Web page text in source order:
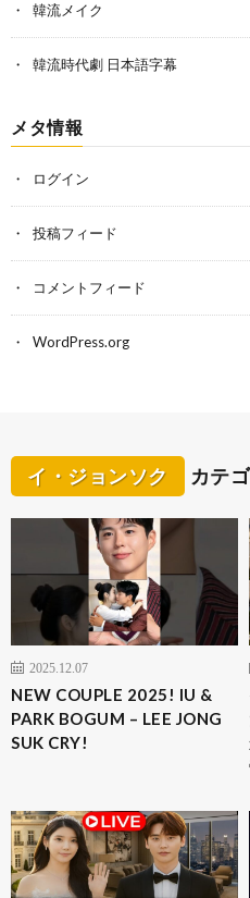
韓流メイク
韓流時代劇 日本語字幕
メタ情報
ログイン
投稿フィード
コメントフィード
WordPress.org
イ・ジョンソク カテ
2025.12.07
NEW COUPLE 2025! IU &
PARK BOGUM – LEE JONG
SUK CRY!